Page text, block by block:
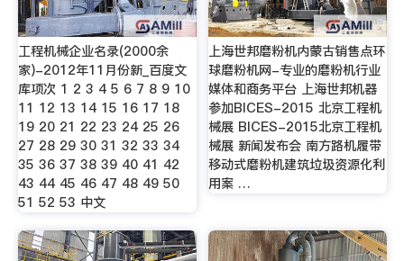
工程机械企业名录(2000余
家)-2012年11月份新_百度文
库项次 1 2 3 4 5 6 7 8 9 10
11 12 13 14 15 16 17 18
19 20 21 22 23 24 25 26
27 28 29 30 31 32 33 34
35 36 37 38 39 40 41 42
43 44 45 46 47 48 49 50
51 52 53 中文
上海世邦磨粉机内蒙古销售点环
球磨粉机网-专业的磨粉机行业
媒体和商务平台 上海世邦机器
参加BICES-2015 北京工程机
械展 BICES-2015北京工程机
械展 新闻发布会 南方路机履带
移动式磨粉机建筑垃圾资源化利
用案 …